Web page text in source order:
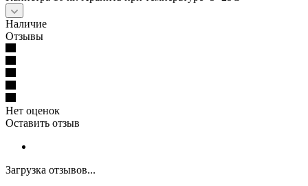
Наличие
Отзывы
Нет оценок
Оставить отзыв
Загрузка отзывов...